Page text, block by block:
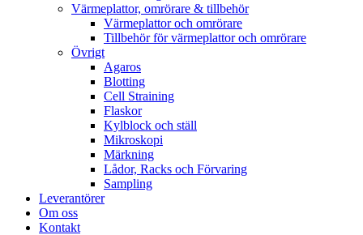
Värmeplattor, omrörare & tillbehör
Värmeplattor och omrörare
Tillbehör för värmeplattor och omrörare
Övrigt
Agaros
Blotting
Cell Straining
Flaskor
Kylblock och ställ
Mikroskopi
Märkning
Lådor, Racks och Förvaring
Sampling
Leverantörer
Om oss
Kontakt